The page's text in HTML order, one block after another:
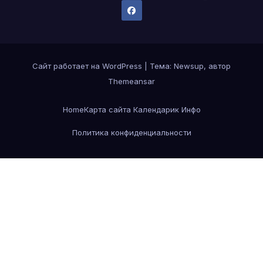
Сайт работает на WordPress Тема: Newsup, автор
Themeansar
HomeКарта сайта Календарик Инфо
Политика конфиденциальности